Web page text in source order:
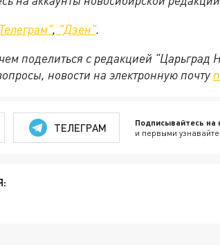
, "Дзен".
поделиться с редакцией "Царьград
новости на электронную почту
ТЕЛЕГРАМ Подписывайтесь на
и первыми